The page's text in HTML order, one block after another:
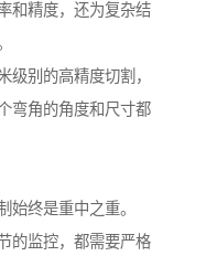
和精度，还为复杂结
级别的高精度切割，
弯角的角度和尺寸都
始终是重中之重。
的监控，都需要严格